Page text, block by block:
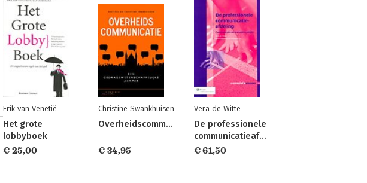
Erik van Venetië
Het grote
lobbyboek
€ 25,00
Christine Swankhuisen
Overheidscommunicatie
€ 34,95
Vera de Witte
De professionele
communicatieafdeling
€ 61,50